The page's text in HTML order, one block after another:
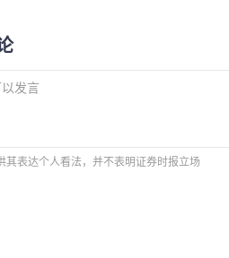
发言
其表达个人看法，并不表明证券时报立场